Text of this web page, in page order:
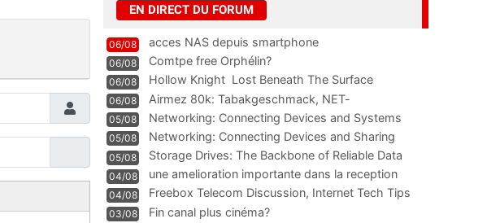
EN DIRECT DU FORUM
06/08 acces NAS depuis smartphone
06/08 Comtpe free Orphélin?
06/08 Hollow Knight  Lost Beneath The Surface
06/08
Airmez 80k: Tabakgeschmack, NET-
Technologie und Leistung im
05/08 Networking: Connecting Devices and Systems
05/08
Networking: Connecting Devices and Sharing
Information
05/08
Storage Drives: The Backbone of Reliable Data
Management
04/08
une amelioration importante dans la reception
WIFI
04/08
Freebox Telecom Discussion, Internet Tech Tips
Communi
03/08 Fin canal plus cinéma?